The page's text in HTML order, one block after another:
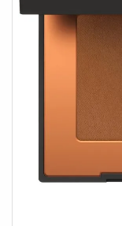
également
Appliquez sur les
partie
pour définir